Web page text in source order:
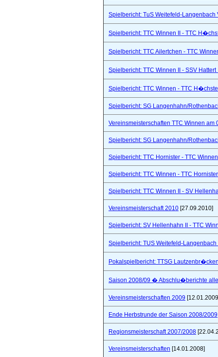
Spielbericht: TuS Weitefeld-
Spielbericht: TTC Winnen II - TTC
Spielbericht: TTC Ailertchen - TTC
Spielbericht: TTC Winnen II - SSV
Spielbericht: TTC Winnen - TTC
Spielbericht: SG Langenhahn/
Vereinsmeisterschaften TTC Winnen am
Spielbericht: SG Langenhahn/
Spielbericht: TTC Hornister - TTC
Spielbericht: TTC Winnen - TTC
Spielbericht: TTC Winnen II - SV
Vereinsmeisterschaft 2010 [27.09.2010]
Spielbericht: SV Hellenhahn II - TTC
Spielbericht: TUS Weitefeld-
Pokalspielbericht: TTSG
Saison 2008/09 � Abschlu�berichte
Vereinsmeisterschaften 2009
Ende Herbstrunde der Saison 2008/2009
Regionsmeisterschaft 2007/2008
Vereinsmeisterschaften [14.01.2008]